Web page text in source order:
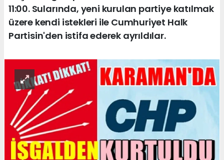
11:00. Sularında, yeni kurulan partiye katılmak
üzere kendi istekleri ile Cumhuriyet Halk
Partisin'den istifa ederek ayrıldılar.